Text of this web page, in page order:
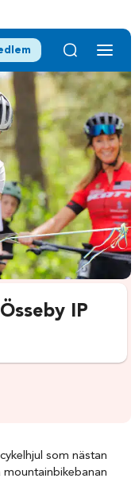
IP
som nästan
mountainbikebanan